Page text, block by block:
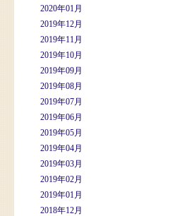
2020年01月
2019年12月
2019年11月
2019年10月
2019年09月
2019年08月
2019年07月
2019年06月
2019年05月
2019年04月
2019年03月
2019年02月
2019年01月
2018年12月